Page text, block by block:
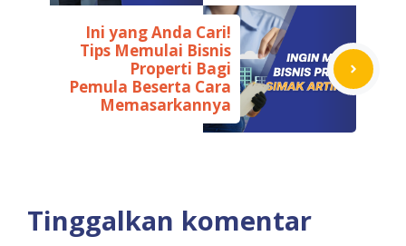
Ini yang Anda Cari!
Tips Memulai Bisnis
Properti Bagi
Pemula Beserta Cara
Memasarkannya
Tinggalkan komentar